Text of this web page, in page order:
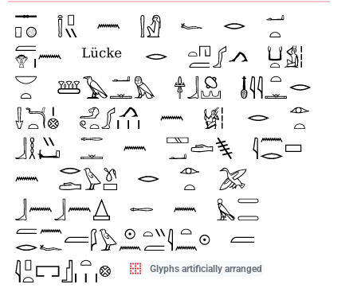
Glyphs artificially arranged